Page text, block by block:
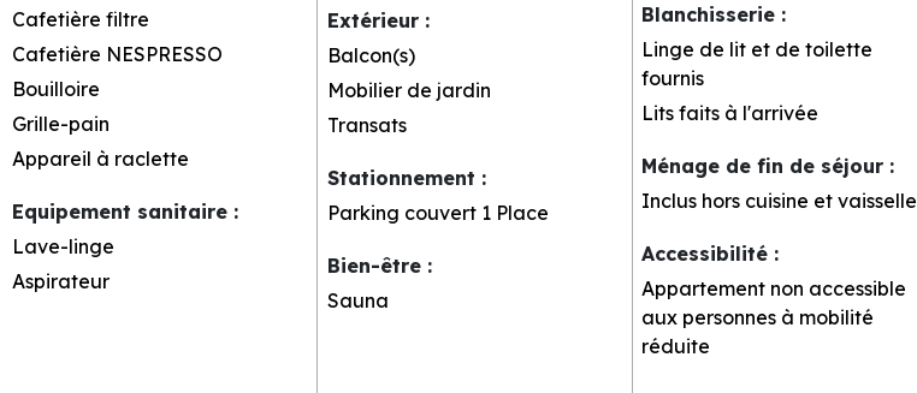
Cafetière filtre
Cafetière NESPRESSO
Bouilloire
Grille-pain
Appareil à raclette
Equipement sanitaire :
Lave-linge
Aspirateur
Extérieur :
Balcon(s)
Mobilier de jardin
Transats
Stationnement :
Parking couvert 1 Place
Bien-être :
Sauna
Blanchisserie :
Linge de lit et de toilette
fournis
Lits faits à l'arrivée
Ménage de fin de séjour :
Inclus hors cuisine et vaisselle
Accessibilité :
Appartement non accessible
aux personnes à mobilité
réduite